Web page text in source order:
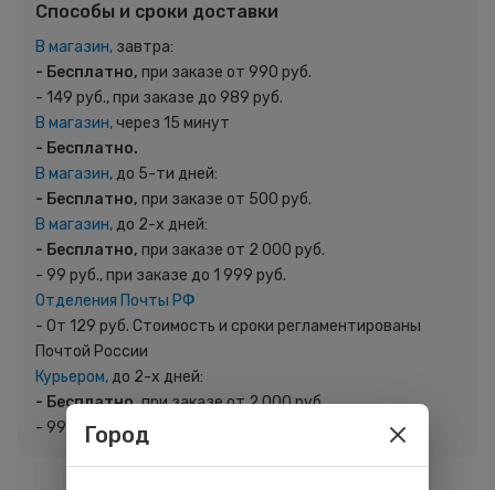
Способы и сроки доставки
В магазин, завтра:
- Бесплатно, при заказе от 990 руб.
- 149 руб., при заказе до 989 руб.
В магазин,через 15 минут
- Бесплатно.
В магазин,до 5-ти дней:
- Бесплатно, при заказе от 500 руб.
В магазин,до 2-х дней:
- Бесплатно, при заказе от 2 000 руб.
- 99 руб., при заказе до 1 999 руб.
Отделения Почты РФ
- От 129 руб. Стоимость и сроки регламентированы
Почтой России
Курьером,до 2-х дней:
- Бесплатно,при заказе от 2 000 руб.
- 99 руб., при заказе до 1 999 руб.
Город